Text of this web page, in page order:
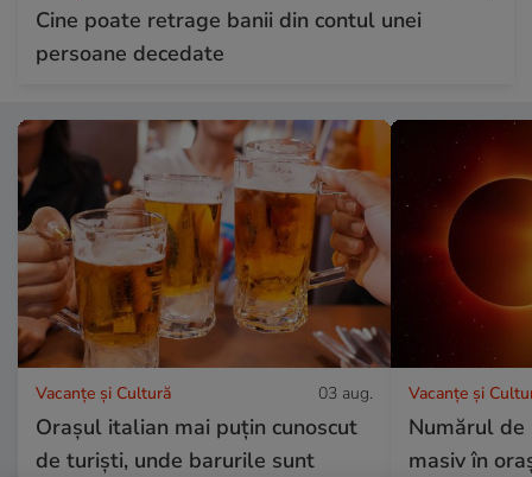
Cine poate retrage banii din contul unei
persoane decedate
Vacanțe și Cultură 03 aug.
Orașul italian mai puțin cunoscut
de turiști, unde barurile sunt
Vacanțe și
Numărul de
masiv în